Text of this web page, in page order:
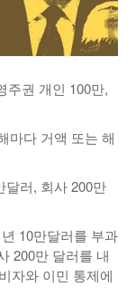
주권 개인 100만,
마다 거액 또는 해
달러, 회사 200만
10만달러를 부과
200만 달러를 내
자와 이민 통제에